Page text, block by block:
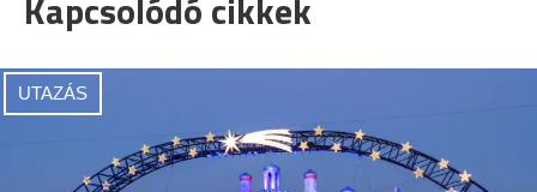
Kapcsolódó cikkek
UTAZÁS